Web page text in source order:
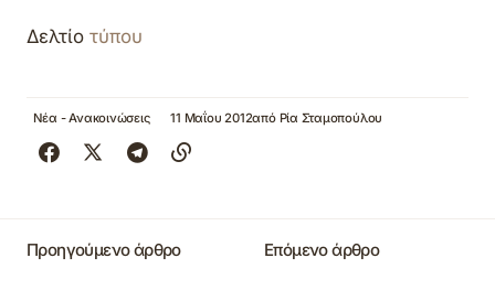
Δελτίο τύπου
Νέα - Ανακοινώσεις 11 Μαΐου 2012από Ρία Σταμοπούλου
Προηγούμενο άρθρο Επόμενο άρθρο